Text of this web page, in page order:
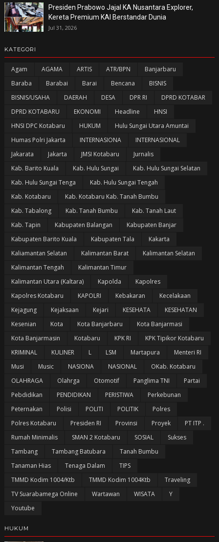
Presiden Prabowo Jajal KA Nusantara Explorer,
Kereta Premium KAI Berstandar Dunia
Jul 31, 2026
KATEGORI
Agam AGAMA ARTIS ATR/BPN
Banjarbaru
Baraba
Barabai Barai Bencana
BISNIS
BISNIS/USAHA
DAERAH DESA DPR RI
DPRD KOTABAR
DPRD KOTABARU
EKONOMI Headline
HNSI
HNSI DPC Kotabaru
HUKUM
Hulu Sungai Utara Amuntai
Humas Polri Jakarta
INTERNASIONA
INTERNASIONAL
Jakarata
Jakarta JMSI Kotabaru
Jurnalis
Kab. Barito Kuala
Kab. Hulu Sungai
Kab. Hulu Sungai Selatan
Kab. Hulu Sungai Tenga
Kab. Hulu Sungai Tengah
Kab. Kotabaru
Kab. Kotabaru Kab. Tanah Bumbu
Kab. Tabalong
Kab. Tanah Bumbu
Kab. Tanah Laut
Kab. Tapin
Kabupaten Balangan
Kabupaten Banjar
Kabupaten Barito Kuala
Kabupaten Tala
Kakarta
Kaliamantan Selatan
Kalimantan Barat
Kalimantan Selatan
Kalimantan Tengah
Kalimantan Timur
Kalimantan Utara (Kaltara)
Kapolda
Kapolres
Kapolres Kotabaru
KAPOLRI Kebakaran
Kecelakaan
Kejagung
Kejaksaan Kejari KESEHATA
KESEHATAN
Kesenian
Kota Kota Banjarbaru
Kota Banjarmasi
Kota Banjarmasin
Kotabaru KPK RI
KPK Tipikor Kotabaru
KRIMINAL
KULINER L LSM Martapura
Menteri RI
Musi
Music NASIONA NASIONAL
OKab. Kotabaru
OLAHRAGA
Olahrga Otomotif Panglima TNI
Partai
Pebdidikan
PENDIDIKAN PERISTIWA
Perkebunan
Peternakan
Polisi POLITI POLITIK
Polres
Polres Kotabaru
Presiden RI Provinsi Proyek
PT ITP .
Rumah Minimalis
SMAN 2 Kotabaru SOSIAL
Sukses
Tambang
Tambang Batubara
Tanah Bumbu
Tanaman Hias
Tenaga Dalam
TIPS
TMMD Kodim 1004/Ktb
TMMD Kodim 1004Ktb
Traveling
TV Suarabamega Online
Wartawan WISATA
Y
Youtube
HUKUM